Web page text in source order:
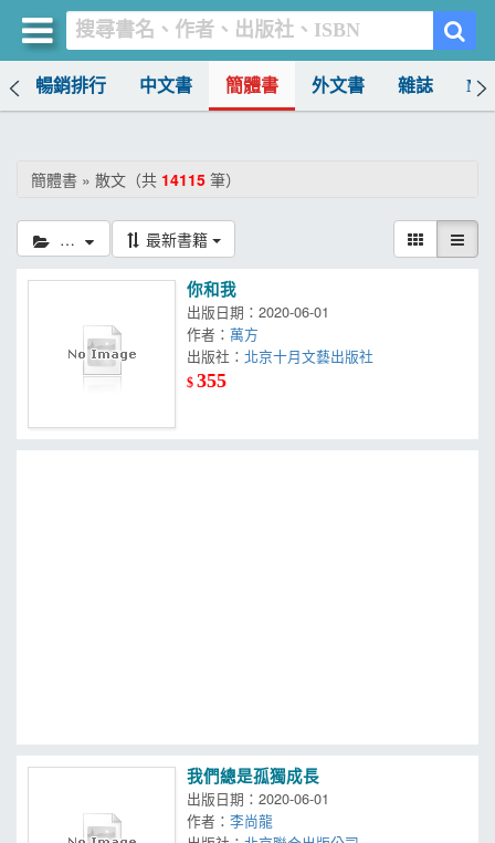
暢銷排行 中文書 簡體書 外文書 雜誌
簡體書 » 散文（共 14115 筆）
散文 最新書籍
你和我
出版日期：2020-06-01
作者：萬方
出版社：北京十月文藝出版社
$355
我們總是孤獨成長
出版日期：2020-06-01
作者：李尚龍
買書網
書店暢銷榜
簡體書
外文書